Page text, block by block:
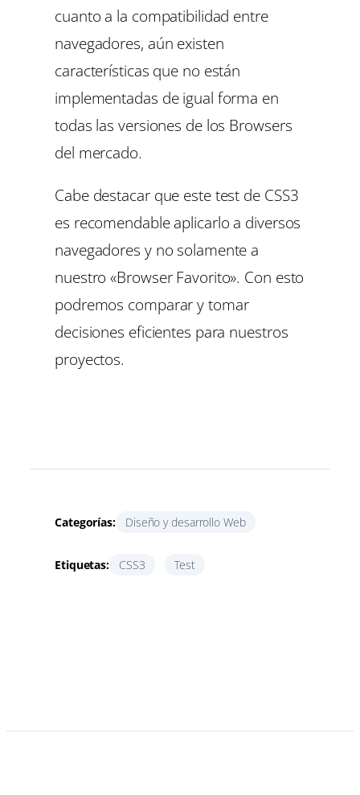
cuanto a la compatibilidad entre
navegadores, aún existen
características que no están
implementadas de igual forma en
todas las versiones de los Browsers
del mercado.
Cabe destacar que este test de CSS3
es recomendable aplicarlo a diversos
navegadores y no solamente a
nuestro «Browser Favorito». Con esto
podremos comparar y tomar
decisiones eficientes para nuestros
proyectos.
Categorías: Diseño y desarrollo Web
Etiquetas: CSS3 Test